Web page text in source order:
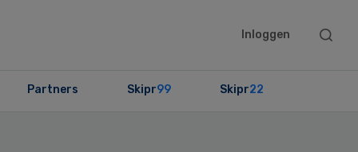
Inloggen
Search
Partners Skipr99 Skipr22